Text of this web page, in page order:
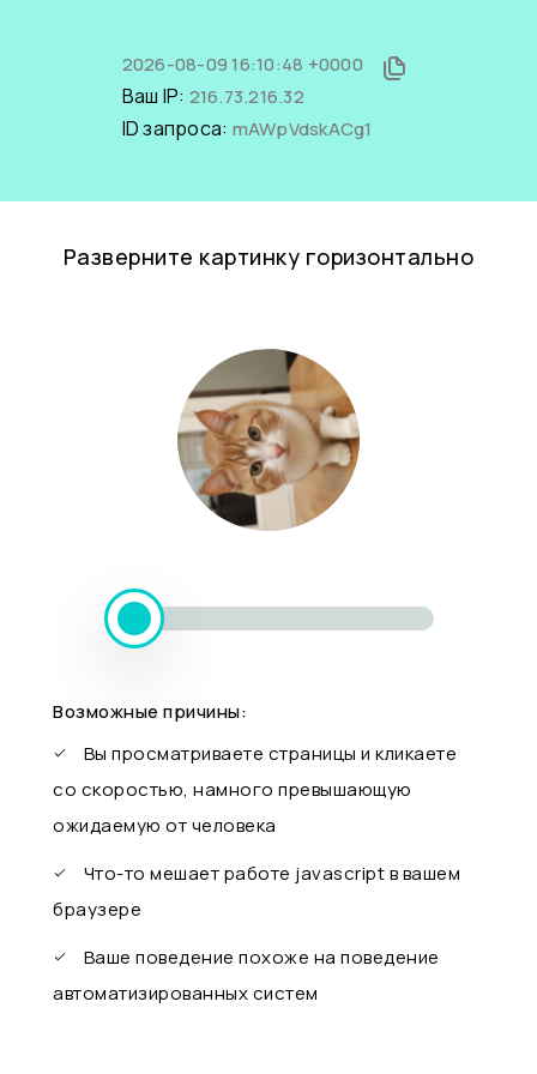
2026-08-09 16:10:48 +0000
Ваш IP: 216.73.216.32
ID запроса: mAWpVdskACg1
Разверните картинку горизонтально
Возможные причины:
Вы просматриваете страницы и кликаете
со скоростью, намного превышающую
ожидаемую от человека
Что-то мешает работе javascript в вашем
браузере
Ваше поведение похоже на поведение
автоматизированных систем